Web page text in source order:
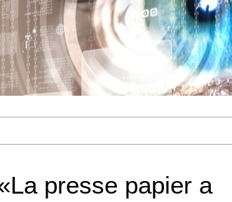
presse papier a